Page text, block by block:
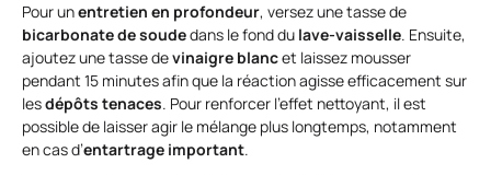
Pour unentretien en profondeur, versez une tasse de
bicarbonate de soudedans le fond du lave-vaisselle. Ensuite,
ajoutez une tasse devinaigre blancet laissez mousser
pendant 15 minutes afin que la réaction agisse efficacement sur
lesdépôts tenaces. Pour renforcer l’effet nettoyant, il est
possible de laisser agir le mélange plus longtemps, notamment
en cas d’entartrage important.